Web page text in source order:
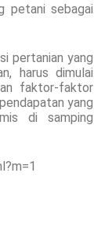
petani sebagai
pertanian yang
harus dimulai
faktor-faktor
yang
di samping